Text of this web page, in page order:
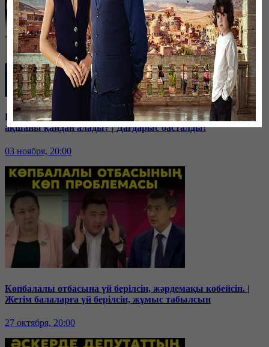
Бюджетте 15 трлн. теңге бар, керегі 25 трлн. теңге. Үкімет
ақшаны қайдан алады? | Дағдарыс басталды!
03 ноября, 20:00
Көпбалалы отбасына үй берілсін, жәрдемақы көбейсін. |
Жетім балаларға үй берілсін, жұмыс табылсын
27 октября, 20:00